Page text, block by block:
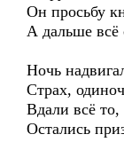
Он просьбу
А дальше
Ночь
Страх,
Вдали всё
Остались